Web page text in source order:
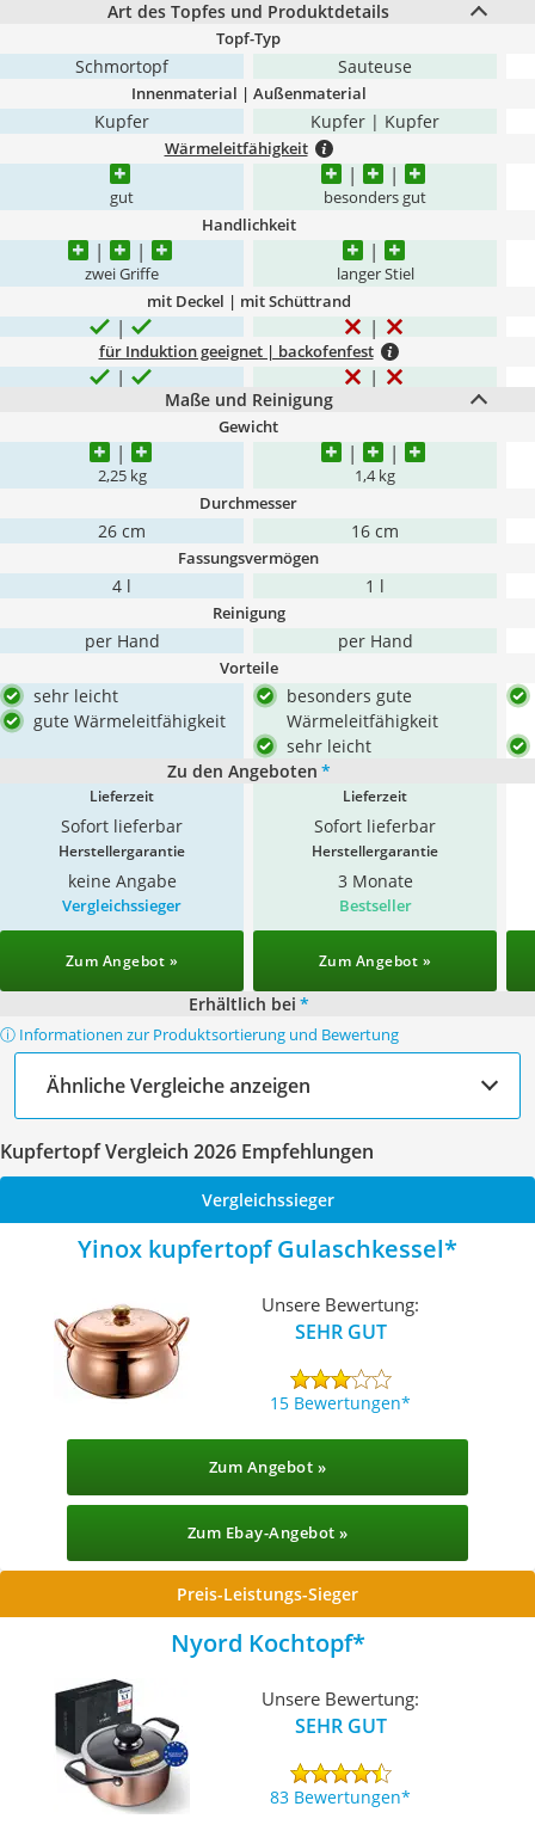
Art des Topfes und Produktdetails
Topf-Typ
Schmortopf Sauteuse
Innenmaterial | Außenmaterial
Kupfer Kupfer | Kupfer
Wärmeleitfähigkeit
gut besonders gut
Handlichkeit
zwei Griffe langer Stiel
mit Deckel | mit Schüttrand
für Induktion geeignet | backofenfest
Maße und Reinigung
Gewicht
2,25 kg 1,4 kg
Durchmesser
26 cm 16 cm
Fassungsvermögen
4 l 1 l
Reinigung
per Hand per Hand
Vorteile
sehr leicht
gute Wärmeleitfähigkeit
besonders gute
Wärmeleitfähigkeit
sehr leicht
Zu den Angeboten *
Lieferzeit
Sofort lieferbar
Lieferzeit
Sofort lieferbar
Herstellergarantie
keine Angabe
Herstellergarantie
3 Monate
Vergleichssieger
Zum Angebot »
Bestseller
Zum Angebot »
Erhältlich bei *
ⓘ Informationen zur Produktsortierung und Bewertung
Ähnliche Vergleiche anzeigen
Kupfertopf Vergleich 2026 Empfehlungen
Vergleichssieger
Yinox kupfertopf Gulaschkessel
Unsere Bewertung:
SEHR GUT
15 Bewertungen
Zum Angebot »
Zum Ebay-Angebot »
Preis-Leistungs-Sieger
Nyord Kochtopf
Unsere Bewertung:
SEHR GUT
83 Bewertungen